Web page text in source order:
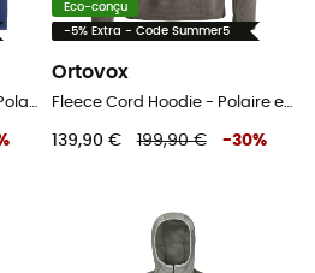
Eco-conçu
-5% Extra - Code Summer5
Ortovox
139,90 € 199,90 € -30%